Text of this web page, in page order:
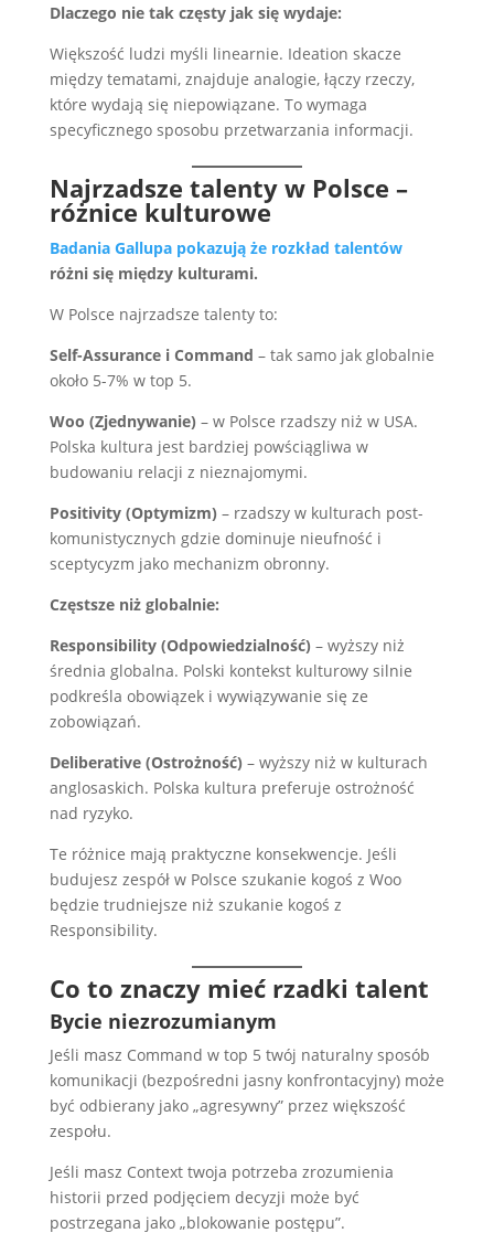
Dlaczego nie tak częsty jak się wydaje:
Większość ludzi myśli linearnie. Ideation skacze
między tematami, znajduje analogie, łączy rzeczy,
które wydają się niepowiązane. To wymaga
specyficznego sposobu przetwarzania informacji.
Najrzadsze talenty w Polsce –
różnice kulturowe
Badania Gallupa pokazują że rozkład talentów
różni się między kulturami.
W Polsce najrzadsze talenty to:
Self-Assurance i Command – tak samo jak globalnie
około 5-7% w top 5.
Woo (Zjednywanie) – w Polsce rzadszy niż w USA.
Polska kultura jest bardziej powściągliwa w
budowaniu relacji z nieznajomymi.
Positivity (Optymizm) – rzadszy w kulturach post-
komunistycznych gdzie dominuje nieufność i
sceptycyzm jako mechanizm obronny.
Częstsze niż globalnie:
Responsibility (Odpowiedzialność) – wyższy niż
średnia globalna. Polski kontekst kulturowy silnie
podkreśla obowiązek i wywiązywanie się ze
zobowiązań.
Deliberative (Ostrożność) – wyższy niż w kulturach
anglosaskich. Polska kultura preferuje ostrożność
nad ryzyko.
Te różnice mają praktyczne konsekwencje. Jeśli
budujesz zespół w Polsce szukanie kogoś z Woo
będzie trudniejsze niż szukanie kogoś z
Responsibility.
Co to znaczy mieć rzadki talent
Bycie niezrozumianym
Jeśli masz Command w top 5 twój naturalny sposób
komunikacji (bezpośredni jasny konfrontacyjny) może
być odbierany jako „agresywny” przez większość
zespołu.
Jeśli masz Context twoja potrzeba zrozumienia
historii przed podjęciem decyzji może być
postrzegana jako „blokowanie postępu”.